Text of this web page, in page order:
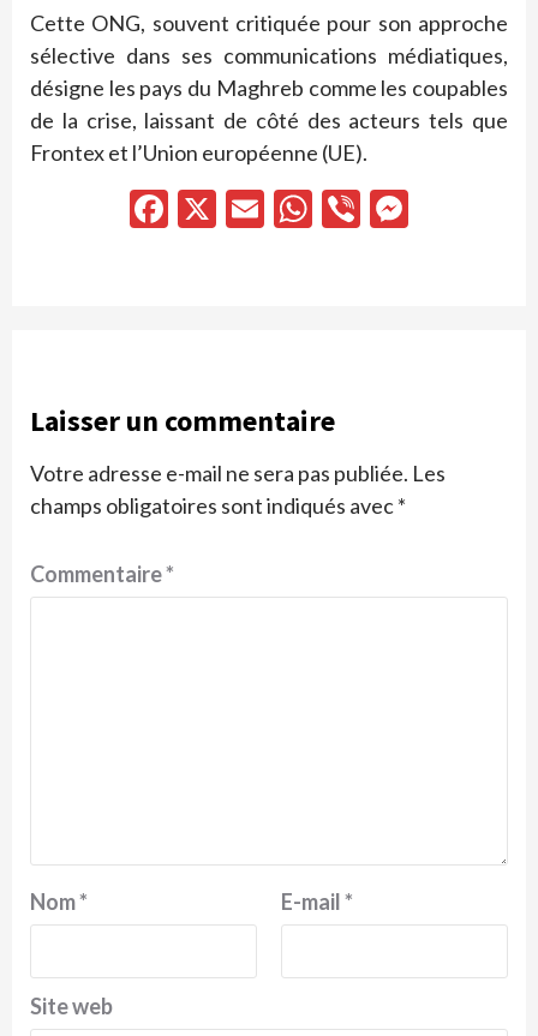
Cette ONG, souvent critiquée pour son approche
sélective dans ses communications médiatiques,
désigne les pays du Maghreb comme les coupables
de la crise, laissant de côté des acteurs tels que
Frontex et l’Union européenne (UE).
Facebook
X EmailWhatsApp
Viber
Laisser un commentaire
Votre adresse e-mail ne sera pas publiée. Les
champs obligatoires sont indiqués avec*
Commentaire*
Nom* E-mail*
Site web